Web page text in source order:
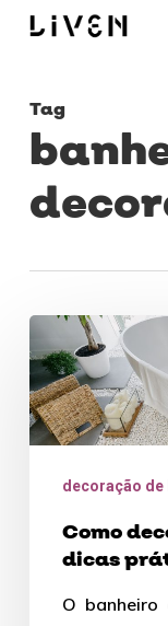
Skip
content
Tag
Como
decorar
banheiro:
dicas
criativas
decoração de
Como
dicas
O banheiro